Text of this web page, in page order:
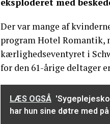
Der var mange af
program Hotel Romantik,
kærlighedseventyret i
for den 61-årige deltager
LÆS OGSÅ
har hun sine døtre med